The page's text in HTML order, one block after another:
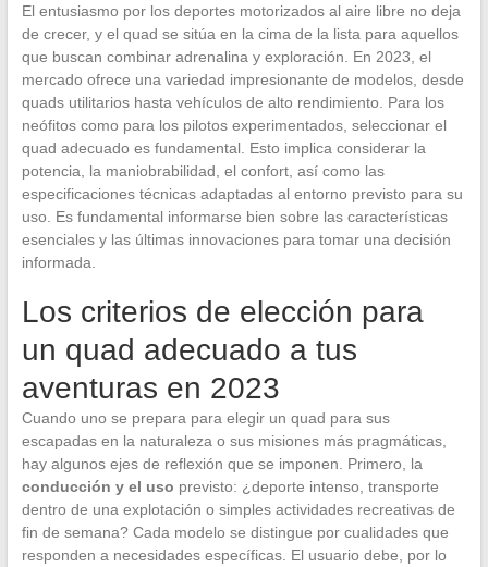
El entusiasmo por los deportes motorizados al aire libre no deja
de crecer, y el quad se sitúa en la cima de la lista para aquellos
que buscan combinar adrenalina y exploración. En 2023, el
mercado ofrece una variedad impresionante de modelos, desde
quads utilitarios hasta vehículos de alto rendimiento. Para los
neófitos como para los pilotos experimentados, seleccionar el
quad adecuado es fundamental. Esto implica considerar la
potencia, la maniobrabilidad, el confort, así como las
especificaciones técnicas adaptadas al entorno previsto para su
uso. Es fundamental informarse bien sobre las características
esenciales y las últimas innovaciones para tomar una decisión
informada.
Los criterios de elección para
un quad adecuado a tus
aventuras en 2023
Cuando uno se prepara para elegir un quad para sus
escapadas en la naturaleza o sus misiones más pragmáticas,
hay algunos ejes de reflexión que se imponen. Primero, la
conducción y el uso previsto: ¿deporte intenso, transporte
dentro de una explotación o simples actividades recreativas de
fin de semana? Cada modelo se distingue por cualidades que
responden a necesidades específicas. El usuario debe, por lo